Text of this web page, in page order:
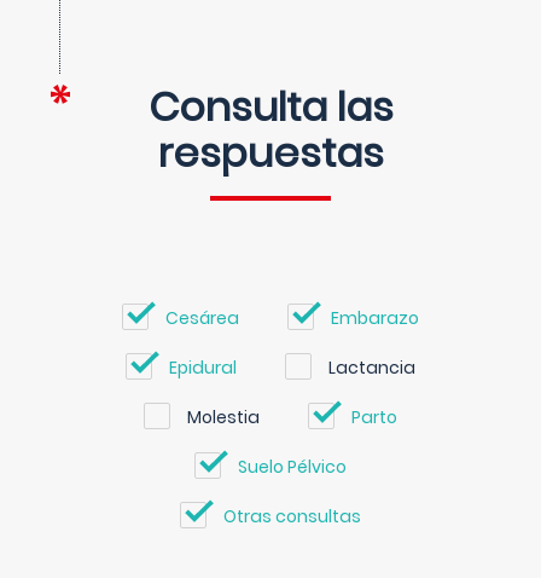
Consulta las
respuestas
Cesárea Embarazo
Epidural Lactancia
Molestia Parto
Suelo Pélvico
Otras consultas